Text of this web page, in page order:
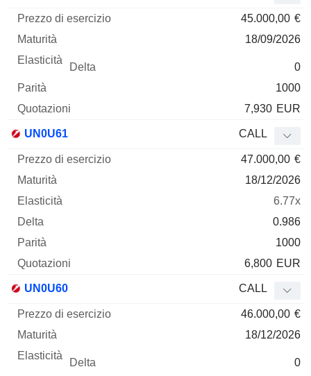
45.000,00 €
18/09/2026
0
1000
7,930 EUR
UN0U61 CALL
47.000,00 €
18/12/2026
6.77x
0.986
1000
6,800 EUR
UN0U60 CALL
46.000,00 €
18/12/2026
0